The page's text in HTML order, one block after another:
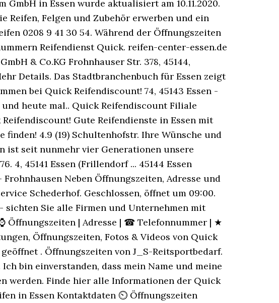
in Essen wurde aktualisiert am 10.11.2020.
Reifen, Felgen und Zubehör erwerben und ein
0208 9 41 30 54. Während der Öffnungszeiten
Reifendienst Quick. reifen-center-essen.de
& Co.KG Frohnhauser Str. 378, 45144,
Details. Das Stadtbranchenbuch für Essen zeigt
bei Quick Reifendiscount! 74, 45143 Essen -
und heute mal.. Quick Reifendiscount Filiale
Gute Reifendienste in Essen mit
4.9 (19) Schultenhofstr. Ihre Wünsche und
ist seit nunmehr vier Generationen unsere
4, 45141 Essen (Frillendorf ... 45144 Essen
Neben Öffnungszeiten, Adresse und
Schederhof. Geschlossen, öffnet um 09:00.
sichten Sie alle Firmen und Unternehmen mit
Öffnungszeiten | Adresse | ☎ Telefonnummer | ★
Öffnungszeiten, Fotos & Videos von Quick
. Öffnungszeiten von J_S-Reitsportbedarf.
bin einverstanden, dass mein Name und meine
werden. Finde hier alle Informationen der Quick
in Essen Kontaktdaten ⏲ Öffnungszeiten